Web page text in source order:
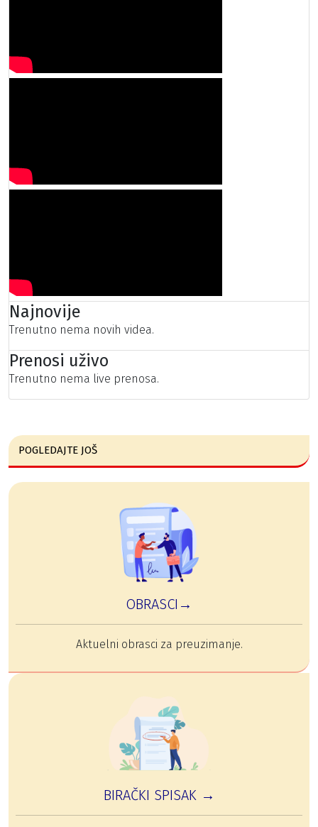
Najnovije
Trenutno nema novih videa.
Prenosi uživo
Trenutno nema live prenosa.
POGLEDAJTE JOŠ
OBRASCI→
Aktuelni obrasci za preuzimanje.
BIRAČKI SPISAK →